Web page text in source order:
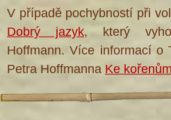
V případě pochybností při
Dobrý jazyk, který
Hoffmann. Více informací o
Petra Hoffmanna Ke